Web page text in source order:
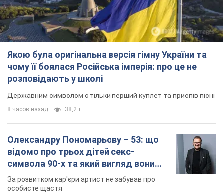
Якою була оригінальна версія гімну України та
чому її боялася Російська імперія: про це не
розповідають у школі
Державним символом є тільки перший куплет та приспів пісні
8 часов назад 38,2 т.
Олександру Пономарьову – 53: що
відомо про трьох дітей секс-
символа 90-х та який вигляд вони
мають
За розвитком кар'єри артист не забував про
особисте щастя